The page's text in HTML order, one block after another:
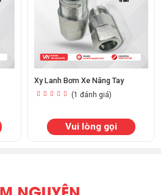
Xy Lanh Bơm Xe Nâng Tay
(1 đánh giá)
Vui lòng gọi